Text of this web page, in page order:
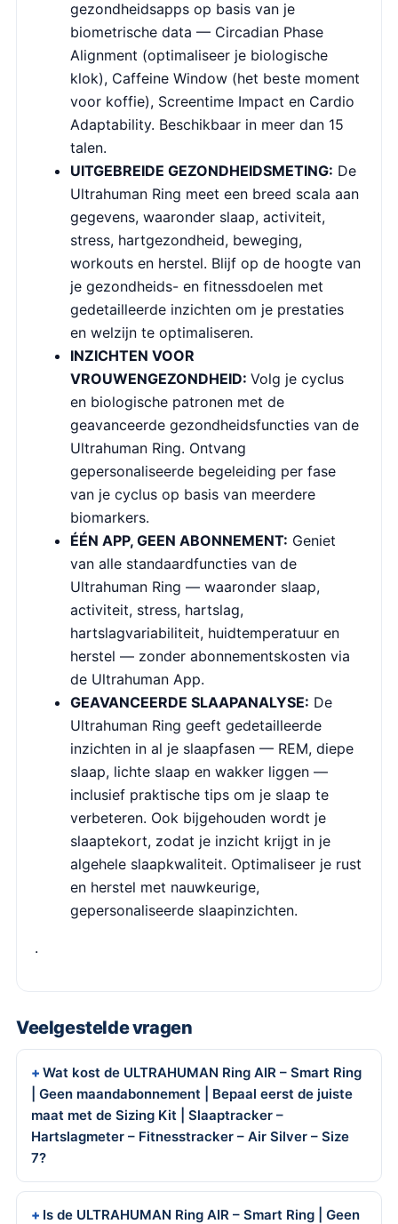
gezondheidsapps op basis van je
biometrische data — Circadian Phase
Alignment (optimaliseer je biologische
klok), Caffeine Window (het beste moment
voor koffie), Screentime Impact en Cardio
Adaptability. Beschikbaar in meer dan 15
talen.
UITGEBREIDE GEZONDHEIDSMETING: De
Ultrahuman Ring meet een breed scala aan
gegevens, waaronder slaap, activiteit,
stress, hartgezondheid, beweging,
workouts en herstel. Blijf op de hoogte van
je gezondheids- en fitnessdoelen met
gedetailleerde inzichten om je prestaties
en welzijn te optimaliseren.
INZICHTEN VOOR
VROUWENGEZONDHEID: Volg je cyclus
en biologische patronen met de
geavanceerde gezondheidsfuncties van de
Ultrahuman Ring. Ontvang
gepersonaliseerde begeleiding per fase
van je cyclus op basis van meerdere
biomarkers.
ÉÉN APP, GEEN ABONNEMENT: Geniet
van alle standaardfuncties van de
Ultrahuman Ring — waaronder slaap,
activiteit, stress, hartslag,
hartslagvariabiliteit, huidtemperatuur en
herstel — zonder abonnementskosten via
de Ultrahuman App.
GEAVANCEERDE SLAAPANALYSE: De
Ultrahuman Ring geeft gedetailleerde
inzichten in al je slaapfasen — REM, diepe
slaap, lichte slaap en wakker liggen —
inclusief praktische tips om je slaap te
verbeteren. Ook bijgehouden wordt je
slaaptekort, zodat je inzicht krijgt in je
algehele slaapkwaliteit. Optimaliseer je rust
en herstel met nauwkeurige,
gepersonaliseerde slaapinzichten.
.
Veelgestelde vragen
Wat kost de ULTRAHUMAN Ring AIR – Smart Ring
| Geen maandabonnement | Bepaal eerst de juiste
maat met de Sizing Kit | Slaaptracker –
Hartslagmeter – Fitnesstracker – Air Silver – Size
7?
Is de ULTRAHUMAN Ring AIR – Smart Ring | Geen